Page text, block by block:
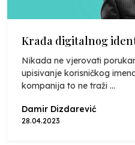
Krađa digitalnog
Nikada ne vjerovati
upisivanje korisničkog
kompanija to ne traži ...
Damir Dizdarević
28.04.2023